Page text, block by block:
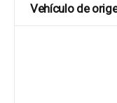
Vehículo de